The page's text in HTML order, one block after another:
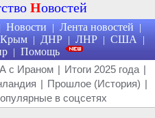
Новостей
Новости | Лента новостей |
Крым | ДНР | ЛНР | США |
| Помощь
с Ираном | Итоги 2025 года |
| Прошлое (История) |
в соцсетях